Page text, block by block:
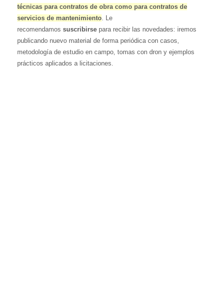
técnicas para contratos de obra como para contratos de
servicios de mantenimiento. Le
recomendamos suscribirsepara recibir las novedades: iremos
publicando nuevo material de forma periódica con casos,
metodología de estudio en campo, tomas con dron y ejemplos
prácticos aplicados a licitaciones.